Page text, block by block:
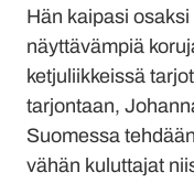
Hän kaipasi
näyttävämpiä
ketjuliikkeissä
tarjontaan,
Suomessa
vähän kuluttajat